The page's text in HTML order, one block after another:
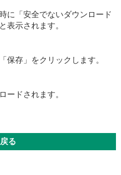
に「安全でないダウンロード
表示されます。
保存」をクリックします。
ードされます。
戻る